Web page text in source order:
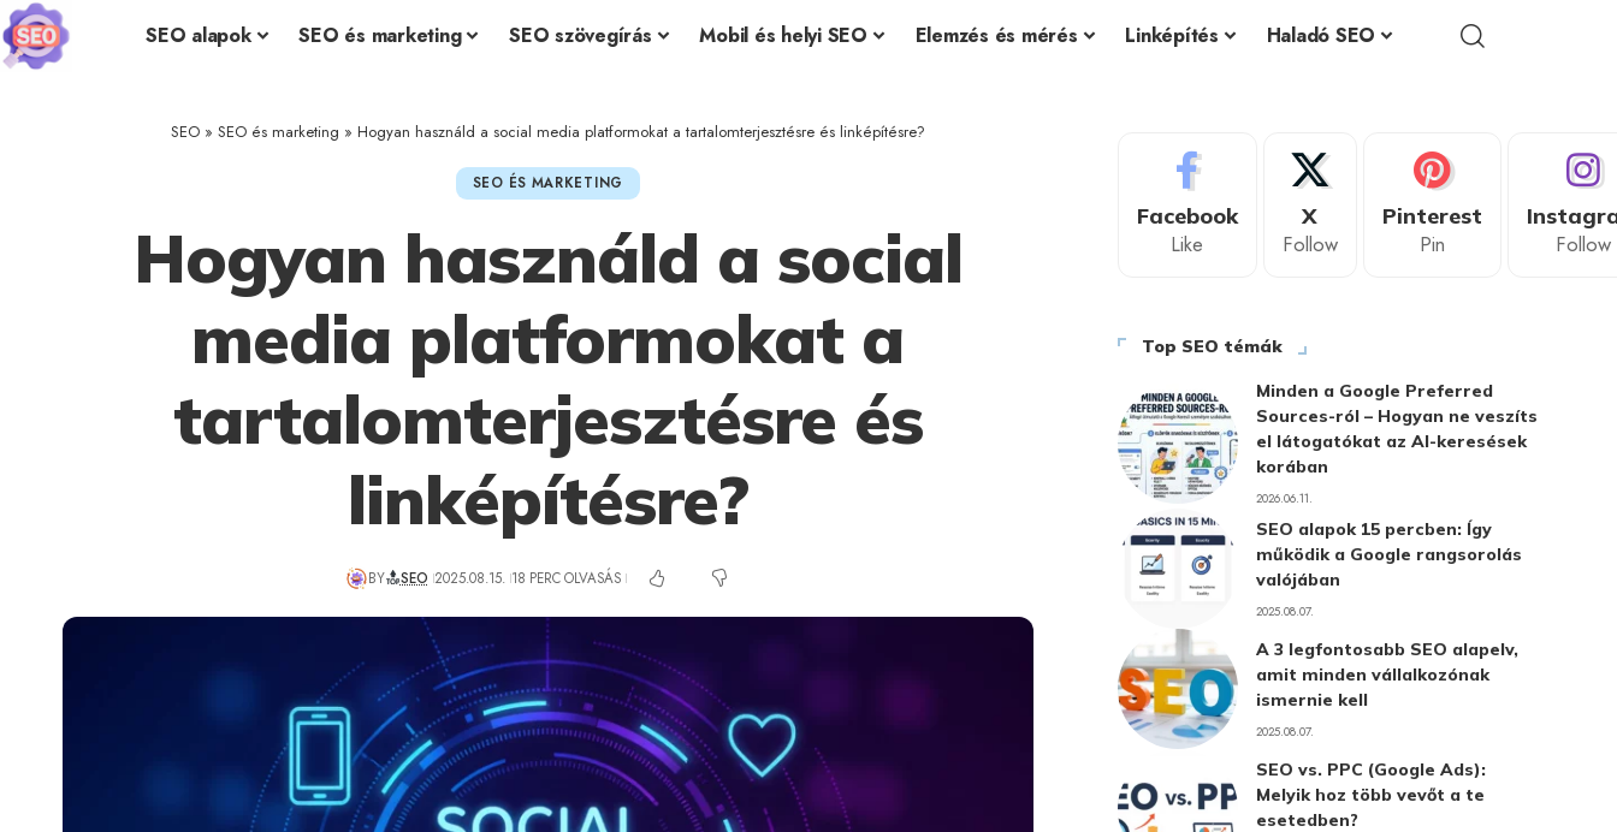
SEO alapok SEO és marketing SEO szövegírás Mobil és helyi SEO Elemzés és mérés Linképítés Haladó SEO
SEO» SEO és marketing » Hogyan használd a social media platformokat a tartalomterjesztésre és linképítésre?
SEO ÉS MARKETING
Hogyan használd a social
media platformokat a
tartalomterjesztésre és
linképítésre?
BY SEO 2025.08.15. 18 PERC OLVASÁS
Facebook
Like
X
Follow
Pinterest
Pin Follow
Top SEO témák
Minden a Google Preferred
Sources-ról – Hogyan ne veszíts
el látogatókat az AI-keresések
korában
2026.06.11.
SEO alapok 15 percben: Így
működik a Google rangsorolás
valójában
2025.08.07.
A 3 legfontosabb SEO alapelv,
amit minden vállalkozónak
ismernie kell
2025.08.07.
SEO vs. PPC (Google Ads):
Melyik hoz több vevőt a te
esetedben?